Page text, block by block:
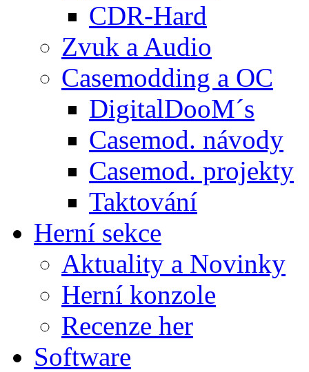
CDR-Hard
Zvuk a Audio
Casemodding a OC
DigitalDooM´s
Casemod. návody
Casemod. projekty
Taktování
Herní sekce
Aktuality a Novinky
Herní konzole
Recenze her
Software